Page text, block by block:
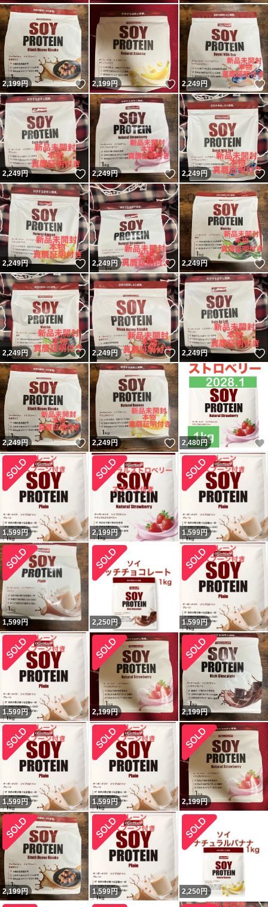
2,199円 いいね！
2,199円 いいね！
2,249円
2,249円 いいね！
2,249円 いいね！
2,249円
2,249円 いいね！
2,249円 いいね！
2,249円
2,249円 いいね！
2,249円 いいね！
2,249円
2,249円 いいね！
2,249円 いいね！
2,480円
1,599円 2,199円 1,599円
1,599円 2,250 円 1,599円
1,599円 2,199円 2,199円
1,599円 1,599円 2,199円
2,199円 1,599円 2,250 円